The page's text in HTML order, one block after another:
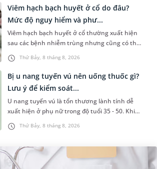
Thứ Bảy, 8 tháng 8, 2026
Viêm hạch bạch huyết ở cổ do đâu?
Mức độ nguy hiểm và phư...
Viêm hạch bạch huyết ở cổ thường xuất hiện
sau các bệnh nhiễm trùng nhưng cũng có thể
liên quan đến lao hạch hoặc ung thư. Để tìm
hiểu nguyên nhân gây viêm,...
Thứ Bảy, 8 tháng 8, 2026
Bị u nang tuyến vú nên uống thuốc gì?
Lưu ý để kiểm soát...
U nang tuyến vú là tổn thương lành tính dễ
xuất hiện ở phụ nữ trong độ tuổi 35 - 50. Khi
được chẩn đoán mắc bệnh, nhiều người
thường băn khoăn u nang tuyến v...